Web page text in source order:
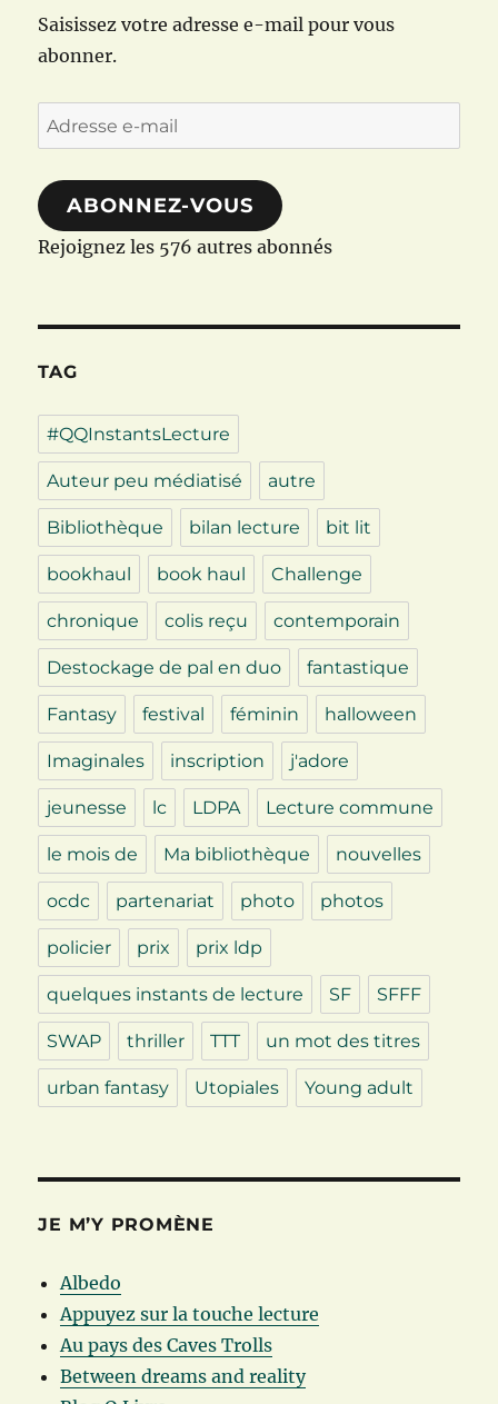
Saisissez votre adresse e-mail pour vous
abonner.
Adresse
e-
mail
ABONNEZ-VOUS
Rejoignez les 576 autres abonnés
TAG
#QQInstantsLecture
Auteur peu médiatisé autre
Bibliothèque bilan lecture bit lit
bookhaul book haul Challenge
chronique colis reçu contemporain
Destockage de pal en duo fantastique
Fantasy festival féminin halloween
Imaginales inscription j'adore
jeunesse lc LDPA Lecture commune
le mois de Ma bibliothèque nouvelles
ocdc partenariat photo photos
policier prix prix ldp
quelques instants de lecture SF SFFF
SWAP thriller TTT un mot des titres
urban fantasy Utopiales Young adult
JE M’Y PROMÈNE
Albedo
Appuyez sur la touche lecture
Au pays des Caves Trolls
Between dreams and reality